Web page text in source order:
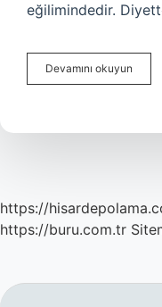
eğilimindedir.
Devamını okuyun
https://
https://buru.com.tr